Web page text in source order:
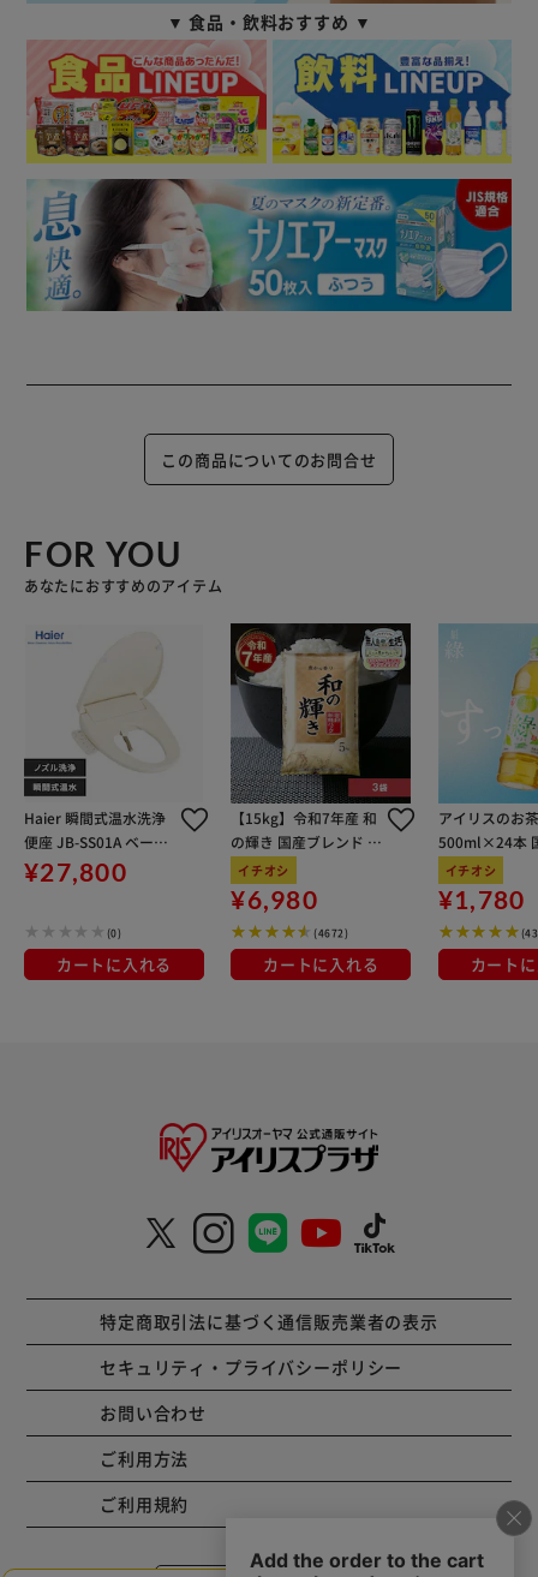
▼ 食品・飲料おすすめ ▼
この商品についてのお問合せ
FOR YOU
あなたにおすすめのアイテム
Haier 瞬間式温水洗浄
便座 JB-SS01A ベージ
ュ
¥27,800
(0)
カートに入れる
【15kg】令和7年産 和
の輝き 国産ブレンド 5
kg×3袋
イチオシ
¥6,980
(4672)
カートに入れる
アイリスのお
500ml×24本
100％使用
イチオシ
¥1,780
カート
特定商取引法に基づく通信販売業者の表示
セキュリティ・プライバシーポリシー
お問い合わせ
ご利用方法
ご利用規約